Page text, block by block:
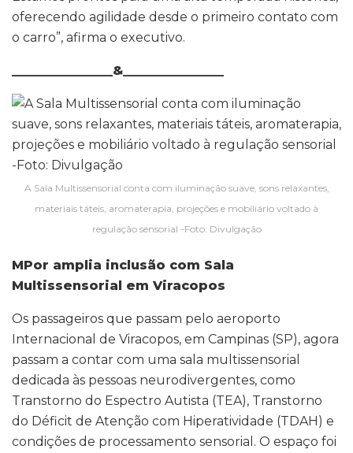
oferecendo agilidade desde o primeiro contato com
o carro”, afirma o executivo.
________________&________________
A Sala Multissensorial conta com iluminação suave, sons relaxantes,
materiais táteis, aromaterapia, projeções e mobiliário voltado à
regulação sensorial -Foto: Divulgação
MPor amplia inclusão com Sala
Multissensorial em Viracopos
Os passageiros que passam pelo aeroporto
Internacional de Viracopos, em Campinas (SP), agora
passam a contar com uma sala multissensorial
dedicada às pessoas neurodivergentes, como
Transtorno do Espectro Autista (TEA), Transtorno
do Déficit de Atenção com Hiperatividade (TDAH) e
condições de processamento sensorial. O espaço foi